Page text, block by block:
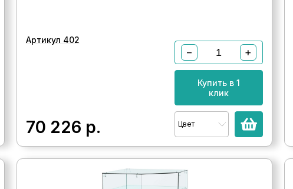
Артикул 402
70 226 р.
− +
Купить в 1
клик
Цвет